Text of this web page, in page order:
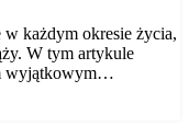
każdym okresie życia,
W tym artykule
wyjątkowym…